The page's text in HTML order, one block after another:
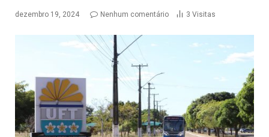
dezembro 19, 2024 Nenhum comentário 3 Visitas